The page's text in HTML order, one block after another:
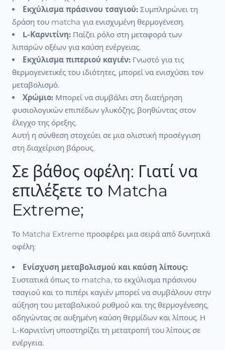
Εκχύλισμα πράσινου τσαγιού: Συμπληρώνει τη
δράση του matcha για ενισχυμένη θερμογένεση.
L-Καρνιτίνη: Παίζει ρόλο στη μεταφορά των
λιπαρών οξέων για καύση ενέργειας.
Εκχύλισμα πιπεριού καγιέν: Γνωστό για τις
θερμογενετικές του ιδιότητες, μπορεί να ενισχύσει τον
μεταβολισμό.
Χρώμιο: Μπορεί να συμβάλει στη διατήρηση
φυσιολογικών επιπέδων γλυκόζης, βοηθώντας στον
έλεγχο της όρεξης.
Αυτή η σύνθεση στοχεύει σε μια ολιστική προσέγγιση
στη διαχείριση βάρους.
Σε βάθος οφέλη: Γιατί να
επιλέξετε το Matcha
Extreme;
Το Matcha Extreme προσφέρει μια σειρά από δυνητικά
οφέλη:
Ενίσχυση μεταβολισμού και καύση λίπους:
Συστατικά όπως το matcha, το εκχύλισμα πράσινου
τσαγιού και το πιπέρι καγιέν μπορεί να συμβάλουν στην
αύξηση του μεταβολικού ρυθμού και της θερμογένεσης,
οδηγώντας σε αυξημένη καύση θερμίδων και λίπους. Η
L-Καρνιτίνη υποστηρίζει τη μετατροπή του λίπους σε
ενέργεια.